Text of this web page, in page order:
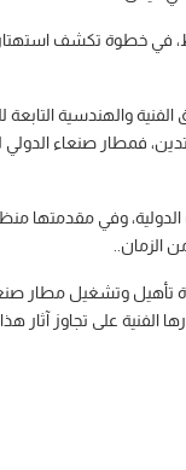
في خطوة تكشف
الفنية والهندسية
فمطار صنعاء الدولي
وفي مقدمتها
الزمان..
تأهيل وتشغيل مطار
الفنية على تجاوز آثار